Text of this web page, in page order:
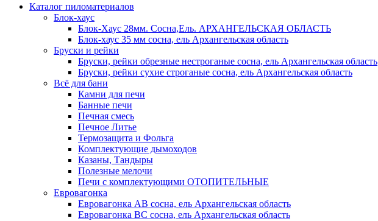
Каталог пиломатериалов
Блок-хаус
Блок-Хаус 28мм. Сосна,Ель. АРХАНГЕЛЬСКАЯ ОБЛАСТЬ
Блок-хаус 35 мм сосна, ель Архангельская область
Бруски и рейки
Бруски, рейки обрезные нестроганые сосна, ель Архангельская область
Бруски, рейки сухие строганые сосна, ель Архангельская область
Всё для бани
Камни для печи
Банные печи
Печная смесь
Печное Литье
Термозащита и Фольга
Комплектующие дымоходов
Казаны, Тандыры
Полезные мелочи
Печи с комплектующими ОТОПИТЕЛЬНЫЕ
Евровагонка
Евровагонка АВ сосна, ель Архангельская область
Евровагонка ВС сосна, ель Архангельская область